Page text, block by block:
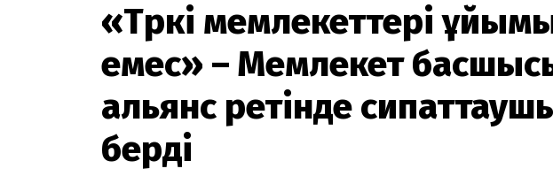
«Түркі мемлекеттері
емес» – Мемлекет
альянс ретінде
берді